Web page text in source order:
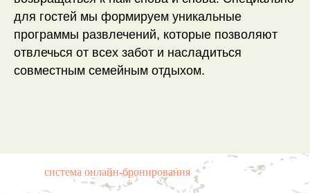
для гостей мы формируем уникальные
программы развлечений, которые позволяют
отвлечься от всех забот и насладиться
совместным семейным отдыхом.
система онлайн-бронирования